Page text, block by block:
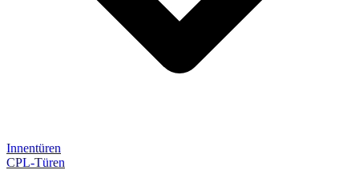
Innentüren
CPL-Türen